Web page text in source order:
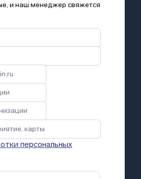
и наш менеджер свяжется
персональных